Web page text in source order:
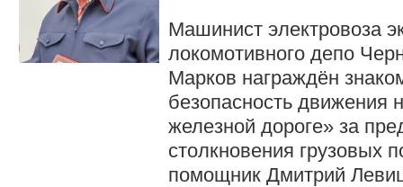
Машинист электровоза
локомотивного депо
Марков награждён
безопасность движения
железной дороге» за
столкновения грузовых
помощник Дмитрий